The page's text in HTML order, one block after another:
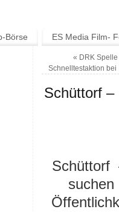
Börse ES Media Film-
« DRK
Schnelltestaktion bei
Schüttorf –
Schüttorf
suchen